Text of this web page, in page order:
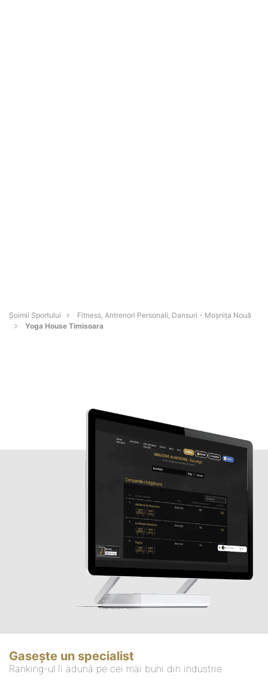
Șoimii Sportului
Fitness, Antrenori Personali, Dansuri - Moşniţa Nouă
Yoga House Timisoara
Gasește un specialist
Ranking-ul îi adună pe cei mai buni din industrie